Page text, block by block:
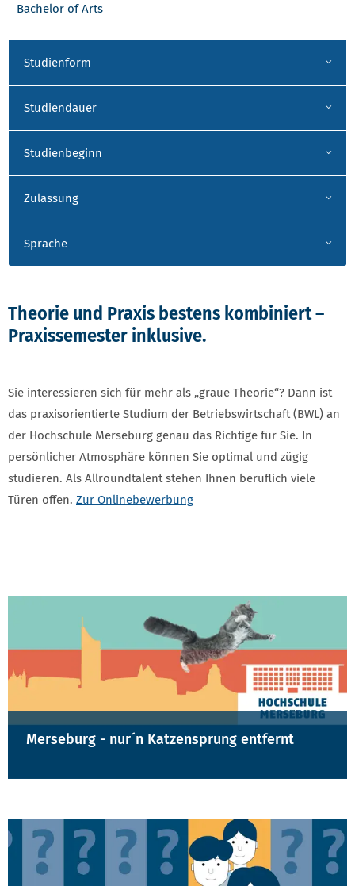
Bachelor of Arts
Studienform
Studiendauer
Studienbeginn
Zulassung
Sprache
Theorie und Praxis bestens kombiniert –
Praxissemester inklusive.
Sie interessieren sich für mehr als „graue Theorie“? Dann ist
das praxisorientierte Studium der Betriebswirtschaft (BWL) an
der Hochschule Merseburg genau das Richtige für Sie. In
persönlicher Atmosphäre können Sie optimal und zügig
studieren. Als Allroundtalent stehen Ihnen beruflich viele
Türen offen. Zur Onlinebewerbung
Merseburg - nur´n Katzensprung entfernt